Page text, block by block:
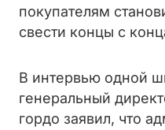
покупателям
свести концы с
В интервью одной
генеральный
гордо заявил, что